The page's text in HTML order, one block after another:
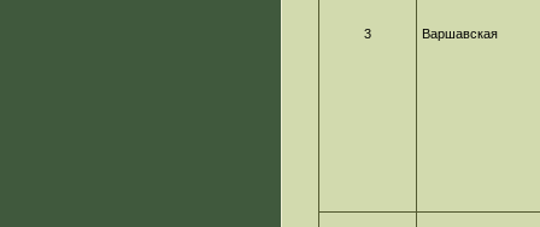
3 Варшавская